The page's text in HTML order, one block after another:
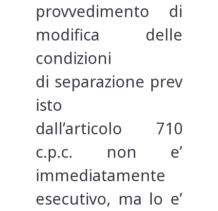
provvedimento di
modifica delle
condizioni
di separazione prev
isto
dall’articolo 710
c.p.c. non e’
immediatamente
esecutivo, ma lo e’